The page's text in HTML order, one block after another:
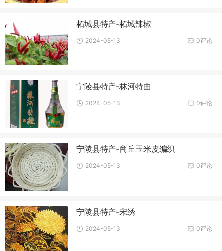
柘城县特产-柘城辣椒
0评论
2024-05-13
宁陵县特产-林河特曲
0评论
2024-05-13
宁陵县特产-商丘玉米皮编织
0评论
2024-05-13
宁陵县特产-宋绣
0评论
2024-05-13